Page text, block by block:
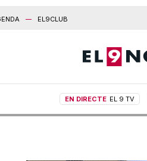
EL9CLUB
EN DIRECTE EL 9 TV